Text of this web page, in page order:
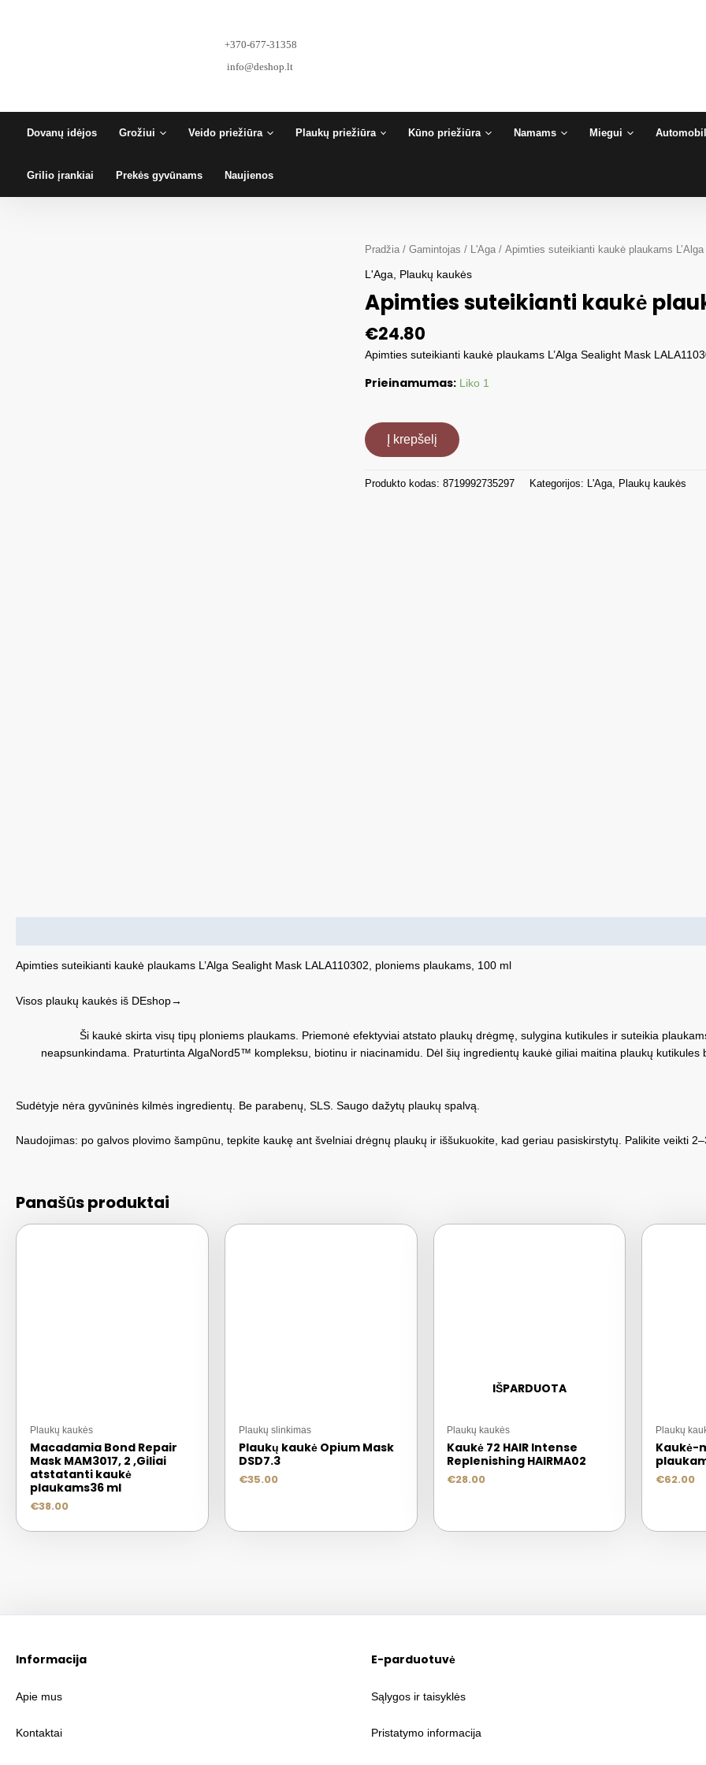
+370-677-31358
info@deshop.lt
Dovanų idėjos Grožiui Veido priežiūra Plaukų priežiūra Kūno priežiūra Namams Miegui
Grilio įrankiai Prekės gyvūnams Naujienos
Pradžia /Gamintojas / L'Aga / Apimties suteikianti kaukė plaukams
L'Aga Plaukų kaukės
Apimties suteikianti kaukė
€24.80
Apimties suteikianti kaukė plaukams L’Alga Sealight Mask
Prieinamumas: Liko 1
kiekis:
Apimties
kaukė
Į krepšelį
Produkto kodas:8719992735297 Kategorijos: L'Aga, Plaukų kaukės
Apimties suteikianti kaukė plaukams L’Alga Sealight Mask LALA110302, ploniems plaukams, 100 ml
Visos plaukų kaukės iš DEshop→
Ši kaukė skirta visų tipų ploniems plaukams. Priemonė efektyviai atstato plaukų drėgmę, sulygina kutikules ir suteikia
neapsunkindama. Praturtinta AlgaNord5™ kompleksu, biotinu ir niacinamidu. Dėl šių ingredientų kaukė giliai maitina plaukų
Sudėtyje nėra gyvūninės kilmės ingredientų. Be parabenų, SLS. Saugo dažytų plaukų spalvą.
Naudojimas: po galvos plovimo šampūnu, tepkite kaukę ant švelniai drėgnų plaukų ir iššukuokite, kad geriau pasiskirstytų. Palikite veikti
Panašūs produktai
Plaukų kaukės
Macadamia Bond Repair
Mask MAM3017, 2 ,Giliai
atstatanti kaukė
plaukams36 ml
€38.00
Plaukų slinkimas
Plaukų kaukė Opium Mask
DSD7.3
€35.00
IŠPARDUOTA
Plaukų kaukės
Kaukė 72 HAIR Intense
Replenishing HAIRMA02
€28.00
Plaukų
Kaukė-
€62.00
Informacija
Apie mus
Kontaktai
E-parduotuvė
Sąlygos ir taisyklės
Pristatymo informacija